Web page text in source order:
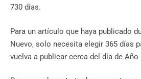
730 días.
Para un artículo que haya publicado
Nuevo, solo necesita elegir 365 días
vuelva a publicar cerca del día de Año